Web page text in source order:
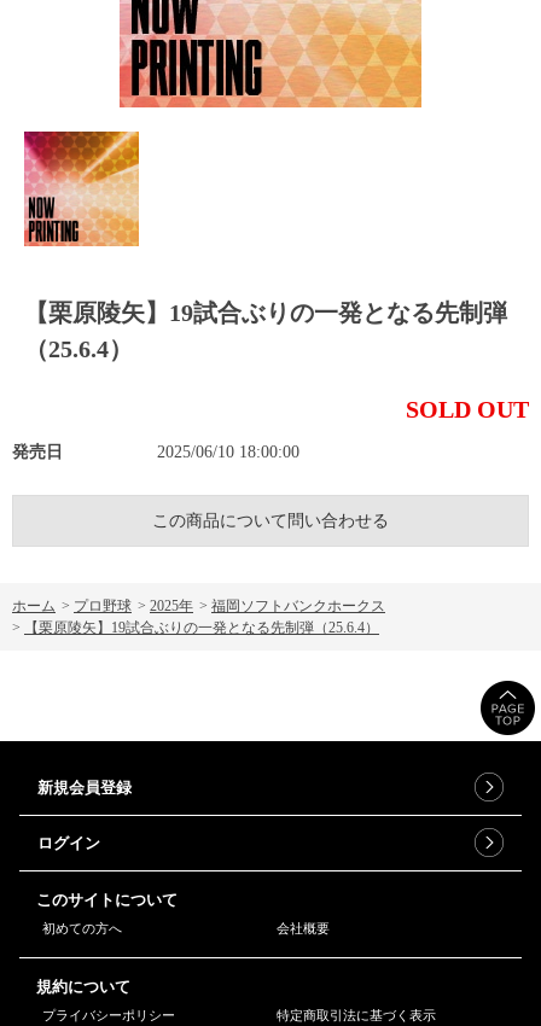
【栗原陵矢】19試合ぶりの一発となる先制弾
（25.6.4）
SOLD OUT
発売日 2025/06/10 18:00:00
この商品について問い合わせる
ホーム > プロ野球 > 2025年 > 福岡ソフトバンクホークス
>
【栗原陵矢】19試合ぶりの一発となる先制弾（25.6.4）
新規会員登録
ログイン
このサイトについて
初めての方へ 会社概要
規約について
プライバシーポリシー 特定商取引法に基づく表示